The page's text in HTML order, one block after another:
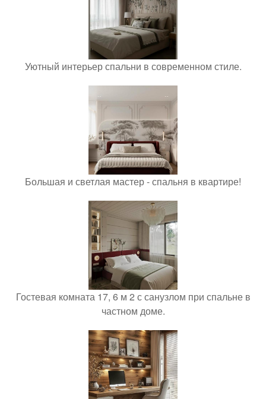
Уютный интерьер спальни в современном стиле.
Большая и светлая мастер - спальня в квартире!
Гостевая комната 17, 6 м 2 с санузлом при спальне в
частном доме.